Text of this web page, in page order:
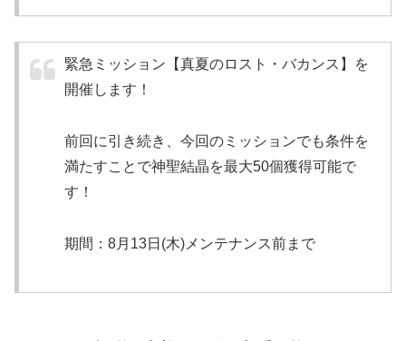
緊急ミッション【真夏のロスト・バカンス】を
開催します！
前回に引き続き、今回のミッションでも条件を
満たすことで神聖結晶を最大50個獲得可能で
す！
期間：8月13日(木)メンテナンス前まで